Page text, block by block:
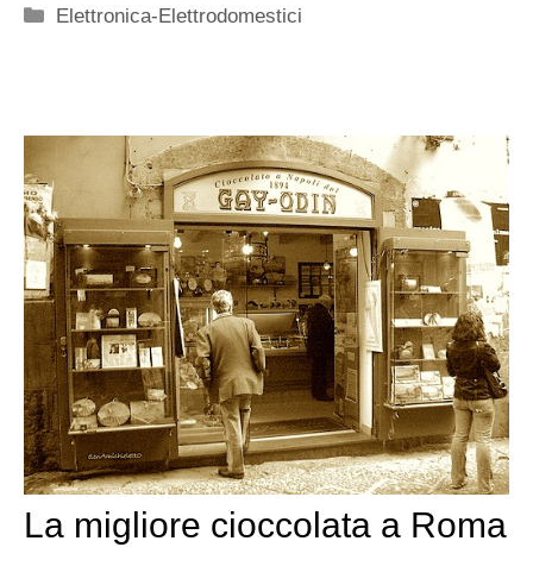
Categorie
Elettronica-Elettrodomestici
La migliore cioccolata a Roma